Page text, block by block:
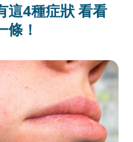
這4種症狀 看看
條！